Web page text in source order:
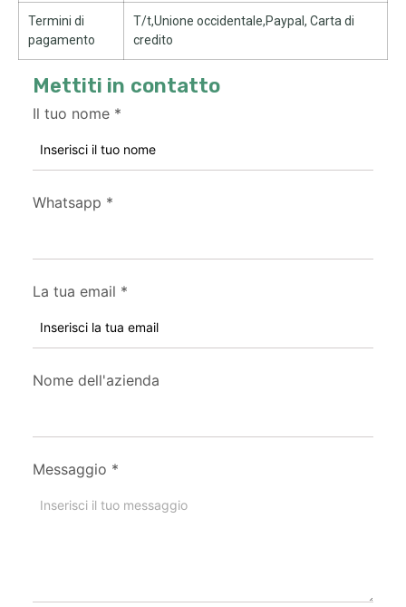
Termini di
pagamento
T/t,Unione occidentale,Paypal, Carta di
credito
Mettiti in contatto
Il tuo nome *
Whatsapp *
La tua email *
Nome dell'azienda
Messaggio *